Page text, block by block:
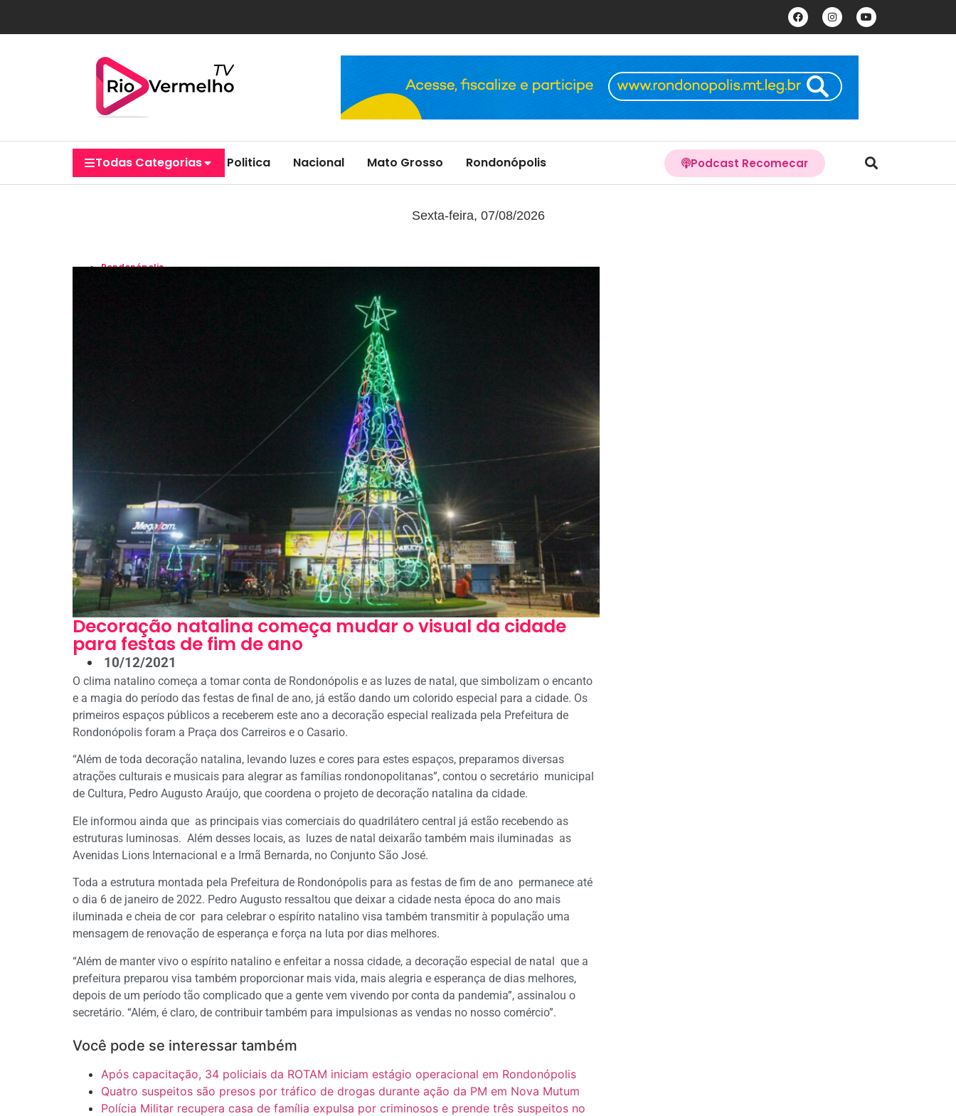
Todas Categorias Politica Nacional Mato Grosso Rondonópolis Podcast Recomecar
Sexta-feira, 07/08/2026
Rondonópolis
Decoração natalina começa mudar o visual da cidade
para festas de fim de ano
10/12/2021
O clima natalino começa a tomar conta de Rondonópolis e as luzes de natal, que simbolizam o encanto
e a magia do período das festas de final de ano, já estão dando um colorido especial para a cidade. Os
primeiros espaços públicos a receberem este ano a decoração especial realizada pela Prefeitura de
Rondonópolis foram a Praça dos Carreiros e o Casario.
“Além de toda decoração natalina, levando luzes e cores para estes espaços, preparamos diversas
atrações culturais e musicais para alegrar as famílias rondonopolitanas”, contou o secretário municipal
de Cultura, Pedro Augusto Araújo, que coordena o projeto de decoração natalina da cidade.
Ele informou ainda que as principais vias comerciais do quadrilátero central já estão recebendo as
estruturas luminosas. Além desses locais, as luzes de natal deixarão também mais iluminadas as
Avenidas Lions Internacional e a Irmã Bernarda, no Conjunto São José.
Toda a estrutura montada pela Prefeitura de Rondonópolis para as festas de fim de ano permanece até
o dia 6 de janeiro de 2022. Pedro Augusto ressaltou que deixar a cidade nesta época do ano mais
iluminada e cheia de cor para celebrar o espírito natalino visa também transmitir à população uma
mensagem de renovação de esperança e força na luta por dias melhores.
“Além de manter vivo o espírito natalino e enfeitar a nossa cidade, a decoração especial de natal que a
prefeitura preparou visa também proporcionar mais vida, mais alegria e esperança de dias melhores,
depois de um período tão complicado que a gente vem vivendo por conta da pandemia”, assinalou o
secretário. “Além, é claro, de contribuir também para impulsionas as vendas no nosso comércio”.
Você pode se interessar também
Após capacitação, 34 policiais da ROTAM iniciam estágio operacional em Rondonópolis
Quatro suspeitos são presos por tráfico de drogas durante ação da PM em Nova Mutum
Polícia Militar recupera casa de família expulsa por criminosos e prende três suspeitos no